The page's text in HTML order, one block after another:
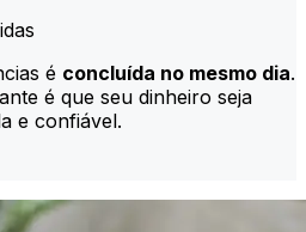
é concluída no mesmo dia.
é que seu dinheiro seja
e confiável.